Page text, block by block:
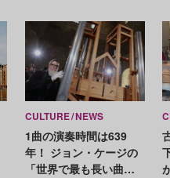
猫に重ねた画家スタン
ラン
CULTURE NEWS
1曲の演奏時間は639
年！ ジョン・ケージの
「世界で最も長い曲」